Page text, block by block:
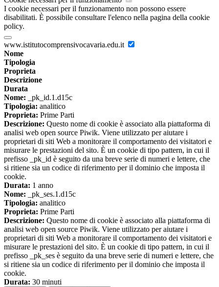
I cookie necessari per il funzionamento non possono essere
disabilitati. È possibile consultare l'elenco nella pagina della cookie
policy.
www.istitutocomprensivocavaria.edu.it
Nome
Tipologia
Proprieta
Descrizione
Durata
Nome: _pk_id.1.d15c
Tipologia: analitico
Proprieta: Prime Parti
Descrizione: Questo nome di cookie è associato alla piattaforma di
analisi web open source Piwik. Viene utilizzato per aiutare i
proprietari di siti Web a monitorare il comportamento dei visitatori e
misurare le prestazioni del sito. È un cookie di tipo pattern, in cui il
prefisso _pk_id è seguito da una breve serie di numeri e lettere, che
si ritiene sia un codice di riferimento per il dominio che imposta il
cookie.
Durata: 1 anno
Nome: _pk_ses.1.d15c
Tipologia: analitico
Proprieta: Prime Parti
Descrizione: Questo nome di cookie è associato alla piattaforma di
analisi web open source Piwik. Viene utilizzato per aiutare i
proprietari di siti Web a monitorare il comportamento dei visitatori e
misurare le prestazioni del sito. È un cookie di tipo pattern, in cui il
prefisso _pk_ses è seguito da una breve serie di numeri e lettere, che
si ritiene sia un codice di riferimento per il dominio che imposta il
cookie.
Durata: 30 minuti